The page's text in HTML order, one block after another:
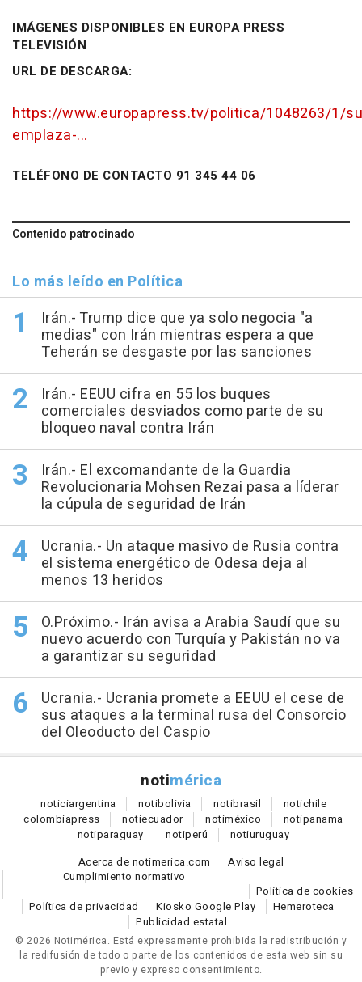
IMÁGENES DISPONIBLES EN EUROPA PRESS
TELEVISIÓN
URL DE DESCARGA:
https://www.europapress.tv/politica/1048263/1/
emplaza-...
TELÉFONO DE CONTACTO 91 345 44 06
Contenido patrocinado
Lo más leído en Política
Irán.- Trump dice que ya solo negocia "a
medias" con Irán mientras espera a que
Teherán se desgaste por las sanciones
Irán.- EEUU cifra en 55 los buques
comerciales desviados como parte de su
bloqueo naval contra Irán
Irán.- El excomandante de la Guardia
Revolucionaria Mohsen Rezai pasa a líderar
la cúpula de seguridad de Irán
Ucrania.- Un ataque masivo de Rusia contra
el sistema energético de Odesa deja al
menos 13 heridos
O.Próximo.- Irán avisa a Arabia Saudí que su
nuevo acuerdo con Turquía y Pakistán no va
a garantizar su seguridad
Ucrania.- Ucrania promete a EEUU el cese de
sus ataques a la terminal rusa del Consorcio
del Oleoducto del Caspio
notimérica
noticiargentina notibolivia notibrasil notichile
colombiapress notiecuador notiméxico notipanama
notiparaguay notiperú notiuruguay
Acerca de notimerica.com
Aviso legal
Cumplimiento normativo
Política de cookies
Política de privacidad
Kiosko Google Play
Hemeroteca
Publicidad estatal
© 2026 Notimérica. Está expresamente prohibida la redistribución y
la redifusión de todo o parte de los contenidos de esta web sin su
previo y expreso consentimiento.